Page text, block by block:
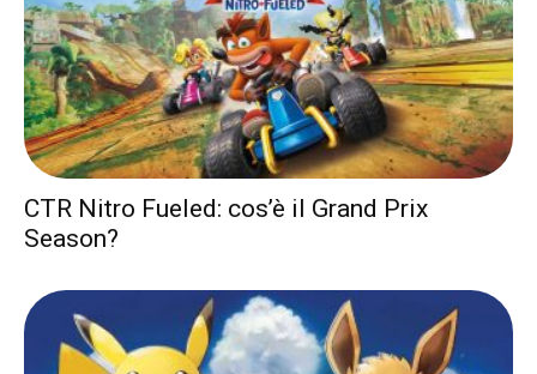
CTR Nitro Fueled: cos’è il Grand Prix
Season?